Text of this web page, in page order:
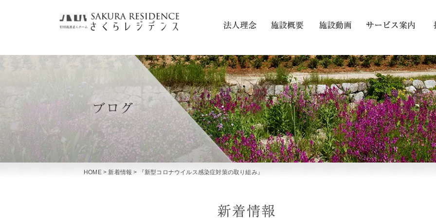
HOME>新着情報 > 『新型コロナウイルス感染症対策の取り組み』